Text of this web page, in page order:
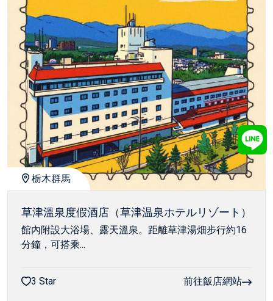
栃木群馬
草津溫泉度假酒店（草津温泉ホテルリゾート）
館內附設大浴場、露天溫泉。距離草津湯畑步行約16
分鐘，可搭乘...
3 Star 前往飯店網站